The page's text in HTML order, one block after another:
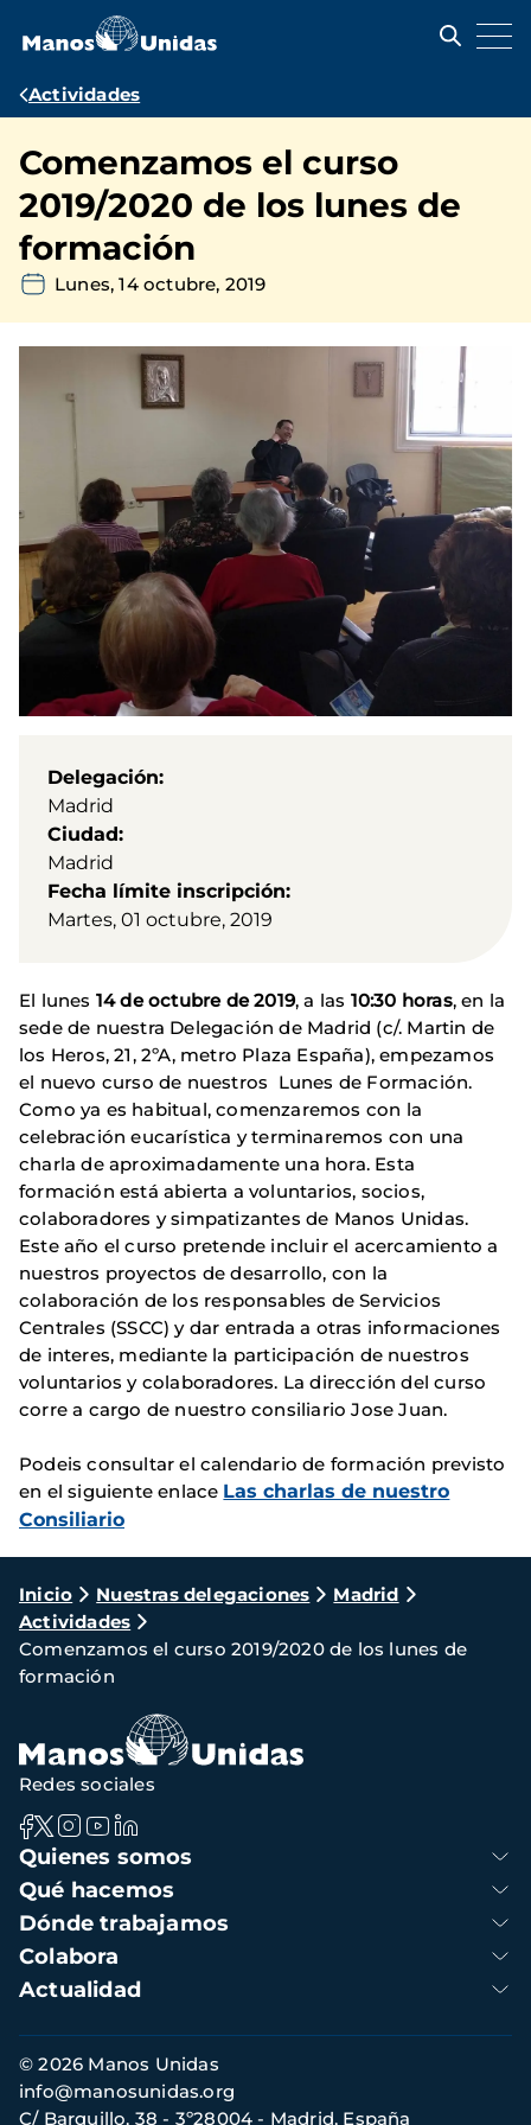
contenido
Ruta
navegación
Actividades
Comenzamos el curso
2019/2020 de los lunes de
formación
Lunes, 14 octubre, 2019
Delegación
Madrid
Ciudad
Madrid
Fecha límite inscripción
Martes, 01 octubre, 2019
El lunes 14 de octubre de 2019, a las 10:30 horas, en la
sede de nuestra Delegación de Madrid (c/. Martin de
los Heros, 21, 2ºA, metro Plaza España), empezamos
el nuevo curso de nuestros Lunes de Formación.
Como ya es habitual, comenzaremos con la
celebración eucarística y terminaremos con una
charla de aproximadamente una hora. Esta
formación está abierta a voluntarios, socios,
colaboradores y simpatizantes de Manos Unidas.
Este año el curso pretende incluir el acercamiento a
nuestros proyectos de desarrollo, con la
colaboración de los responsables de Servicios
Centrales (SSCC) y dar entrada a otras informaciones
de interes, mediante la participación de nuestros
voluntarios y colaboradores. La dirección del curso
corre a cargo de nuestro consiliario Jose Juan.
Podeis consultar el calendario de formación previsto
en el siguiente enlace Las charlas de nuestro
Consiliario
Ruta
de
navegación
Inicio Nuestras delegaciones
Madrid
Actividades
Comenzamos el curso 2019/2020 de los lunes de
formación
Navegación
principal
Quienes somos
Qué hacemos
Dónde trabajamos
Colabora
Actualidad
Redes sociales
Información
de
contacto
© 2026 Manos Unidas
C/ Barquillo, 38 - 3º28004 - Madrid, España
info@manosunidas.org